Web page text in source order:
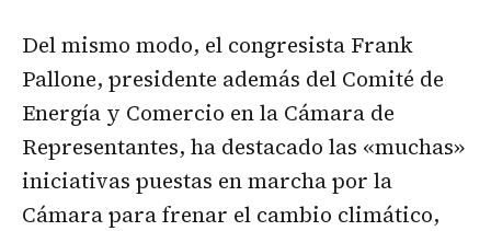
Del mismo modo, el congresista Frank
Pallone, presidente además del Comité de
Energía y Comercio en la Cámara de
Representantes, ha destacado las «muchas»
iniciativas puestas en marcha por la
Cámara para frenar el cambio climático,